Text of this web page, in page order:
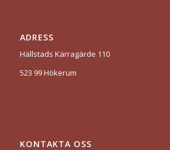
ADRESS
Hällstads Kärragärde 110
523 99 Hökerum
KONTAKTA OSS